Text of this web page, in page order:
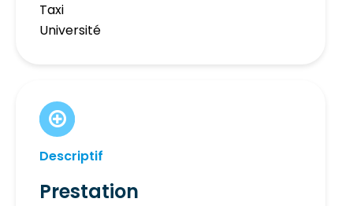
Taxi
Université
Descriptif
Prestation